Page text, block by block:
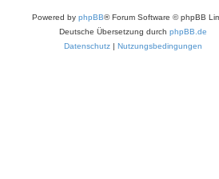
Powered by phpBB® Forum Software © phpBB
Deutsche Übersetzung durch phpBB.de
Datenschutz
Nutzungsbedingungen